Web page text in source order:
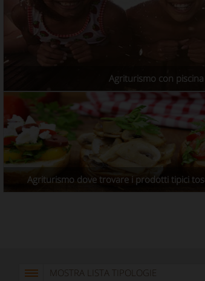
Agriturismo con
Agriturismo dove trovare i prodotti tipici
MOSTRA LISTA TIPOLOGIE